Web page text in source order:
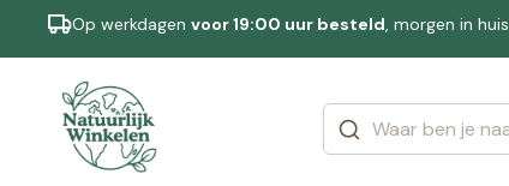
Op werkdagen voor 19:00 uur besteld, morgen in huis